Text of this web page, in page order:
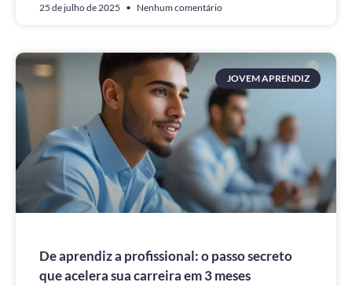
25 de julho de 2025 Nenhum comentário
JOVEM APRENDIZ
De aprendiz a profissional: o passo secreto
que acelera sua carreira em 3 meses